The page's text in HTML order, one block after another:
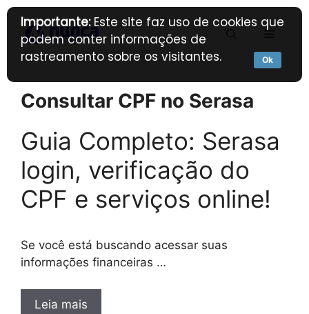
Pular
para
conteúdo
Consultar CPF no Serasa
Guia Completo: Serasa
login, verificação do
CPF e serviços online!
Se você está buscando acessar suas
informações financeiras …
Leia mais
Importante:Este site faz uso de cookies que
podem conter informações de
rastreamento sobre os visitantes.
Ok